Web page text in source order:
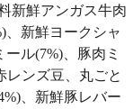
新鮮アンガス牛肉
、新鮮ヨークシャ
ル(7%)、豚肉ミ
レンズ豆、丸ごと
、新鮮豚レバー